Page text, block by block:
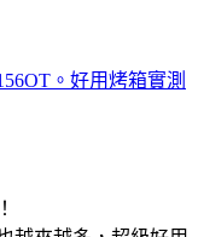
。好用烤箱實測